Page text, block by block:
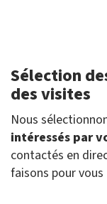
Sélection
des visites
Nous
intéressés par
contactés en
faisons pour vous